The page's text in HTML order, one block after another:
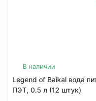
В наличии
Legend of Baikal вода
ПЭТ, 0.5 л (12 штук)